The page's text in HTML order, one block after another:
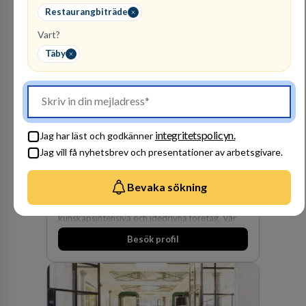
Restaurangbiträde
Vart?
Täby
Jag har läst och godkänner integritetspolicyn.
Jag vill få nyhetsbrev och presentationer av arbetsgivare.
Bevaka sökning
Lastvagnar och finns representerade på 20
orter i södra Sverige.
Advokatbyrån
Gulliksson AB
JURIDISK RÅDGIVNING
Vår kombination av immaterialrätt och
affärsjuridik gör oss till förstahandsvalet som
affärsjuridisk advokatbyrå och rådgivare för
kunskapsintensiva och idédrivna företag. Vår
expertis inom IP-tillgångar har gett oss en
marknadsledande position. Våra klienter väljer
skydda, utveckla och kommersialisera
företagets viktigaste tillgångar.
Besök profil